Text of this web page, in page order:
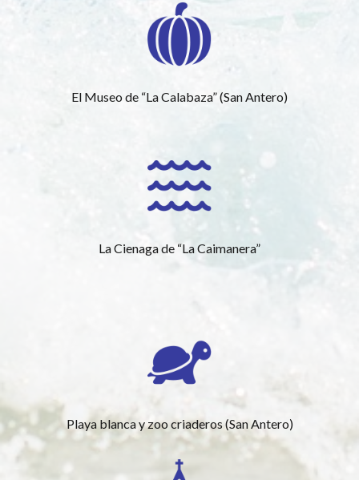
El Museo de “La Calabaza” (San Antero)
La Cienaga de “La Caimanera”
Playa blanca y zoo criaderos (San Antero)